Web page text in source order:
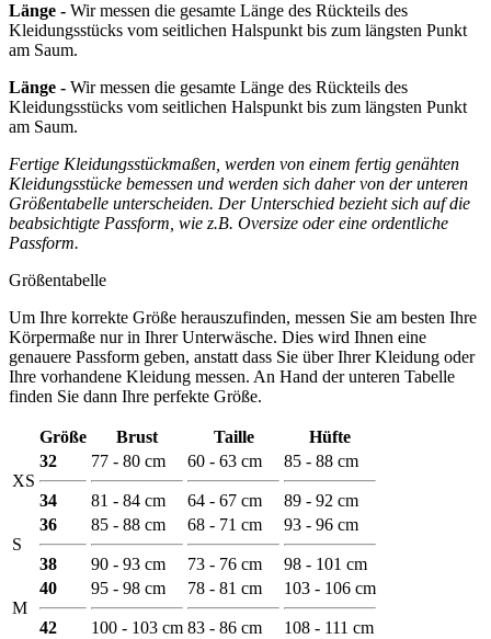
Länge - Wir messen die gesamte Länge des Rückteils des
Kleidungsstücks vom seitlichen Halspunkt bis zum längsten Punkt
am Saum.
Länge - Wir messen die gesamte Länge des Rückteils des
Kleidungsstücks vom seitlichen Halspunkt bis zum längsten Punkt
am Saum.
Fertige Kleidungsstückmaßen, werden von einem fertig genähten
Kleidungsstücke bemessen und werden sich daher von der unteren
Größentabelle unterscheiden. Der Unterschied bezieht sich auf die
beabsichtigte Passform, wie z.B. Oversize oder eine ordentliche
Passform.
Größentabelle
Um Ihre korrekte Größe herauszufinden, messen Sie am besten Ihre
Körpermaße nur in Ihrer Unterwäsche. Dies wird Ihnen eine
genauere Passform geben, anstatt dass Sie über Ihrer Kleidung oder
Ihre vorhandene Kleidung messen. An Hand der unteren Tabelle
finden Sie dann Ihre perfekte Größe.
Größe Brust Taille Hüfte
XS
32
34
77 - 80 cm
81 - 84 cm
60 - 63 cm
64 - 67 cm
85 - 88 cm
89 - 92 cm
S
36
38
85 - 88 cm
90 - 93 cm
68 - 71 cm
73 - 76 cm
93 - 96 cm
98 - 101 cm
M
40
42
95 - 98 cm
100 - 103 cm
78 - 81 cm
83 - 86 cm
103 - 106 cm
108 - 111 cm